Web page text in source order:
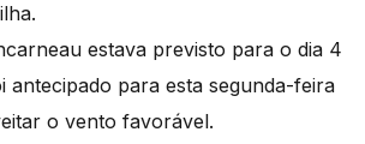
estava previsto para o dia 4
antecipado para esta segunda-feira
o vento favorável.